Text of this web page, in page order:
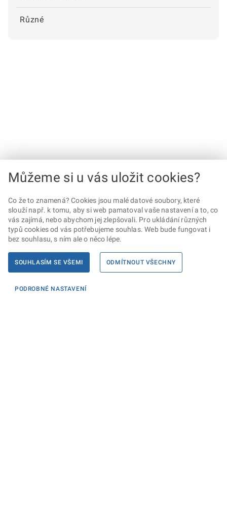
Různé
Můžeme si u vás uložit cookies?
Co že to znamená? Cookies jsou malé datové soubory, které
slouží např. k tomu, aby si web pamatoval vaše nastavení a to, co
vás zajímá, nebo abychom jej zlepšovali. Pro ukládání různých
typů cookies od vás potřebujeme souhlas. Web bude fungovat i
bez souhlasu, s ním ale o něco lépe.
SOUHLASÍM SE VŠEMI ODMÍTNOUT VŠECHNY
PODROBNÉ NASTAVENÍ